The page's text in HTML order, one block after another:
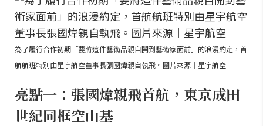
為了履行合作初期「要將這件藝術品親自開到藝術家面前」的浪漫約定，首
航航班特別由星宇航空董事長張國煒親自執飛。圖片來源｜星宇航空
亮點一：張國煒親飛首航，東京成田
世紀同框空山基